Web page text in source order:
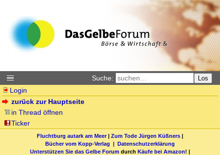
Suche: Los
Login
zurück zur Hauptseite
in Thread öffnen
Ticker
Fluchtburg autark am Meer| Zum Tode Jürgen Küßners |
Bücher vom Kopp-Verlag | Datenschutzerklärung
Unterstützen Sie das Gelbe Forum durch Käufe bei Amazon! |